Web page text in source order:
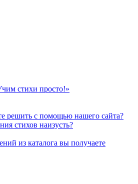
стихи просто!»
решить с помощью нашего сайта?
стихов наизусть?
из каталога вы получаете